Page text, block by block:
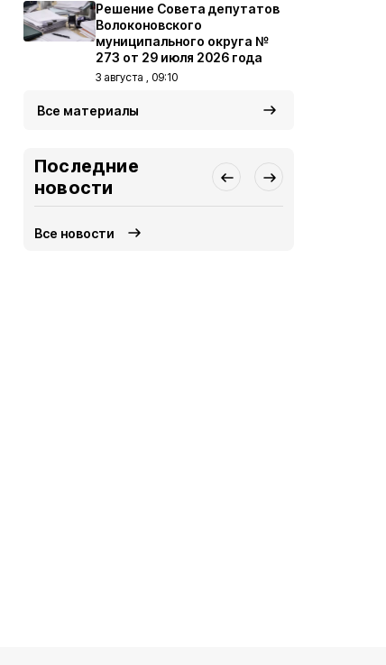
Решение Совета депутатов
Волоконовского
муниципального округа №
273 от 29 июля 2026 года
3 августа , 09:10
Все материалы
Последние
новости
Все новости